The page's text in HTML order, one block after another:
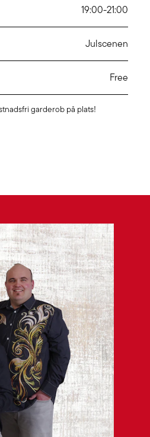
19:00-21:00
Julscenen
Free
garderob på plats!